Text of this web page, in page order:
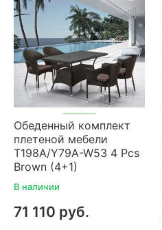
Обеденный комплект
плетеной мебели
T198A/Y79A-W53 4 Pcs
Brown (4+1)
В наличии
71 110 руб.